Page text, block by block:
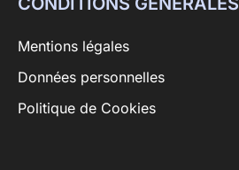
Mentions légales
Données personnelles
Politique de Cookies